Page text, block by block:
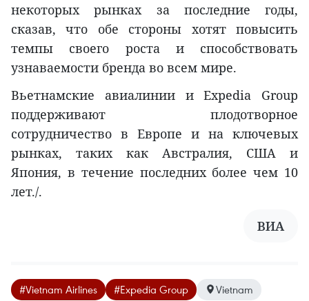
некоторых рынках за последние годы,
сказав, что обе стороны хотят повысить
темпы своего роста и способствовать
узнаваемости бренда во всем мире.
Вьетнамские авиалинии и Expedia Group
поддерживают плодотворное
сотрудничество в Европе и на ключевых
рынках, таких как Австралия, США и
Япония, в течение последних более чем 10
лет./.
ВИА
#Vietnam Airlines #Expedia Group Vietnam